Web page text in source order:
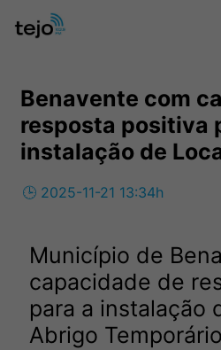
Benavente com
resposta positiva
instalação de
🕒 2025-11-21 13:34h
Município de
capacidade de
para a instalação
Abrigo